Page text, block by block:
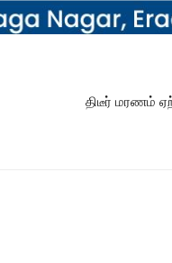
திடீர் மரணம்